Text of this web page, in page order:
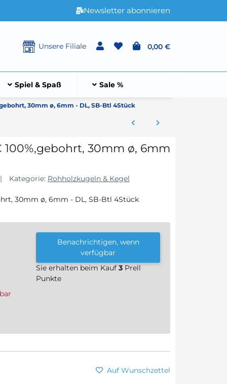
Newsletter abonnieren
Unsere Filiale 0,00 €
Spiel & Spaß Sale %
30mm ø, 6mm - DL, SB-Btl 4Stück
100%,gebohrt, 30mm ø, 6mm
Kategorie: Rohholzkugeln & Kegel
30mm ø, 6mm - DL, SB-Btl 4Stück
Benachrichtigen, wenn
verfügbar
Sie erhalten beim Kauf 3 Prell
Punkte
Auf Wunschzettel